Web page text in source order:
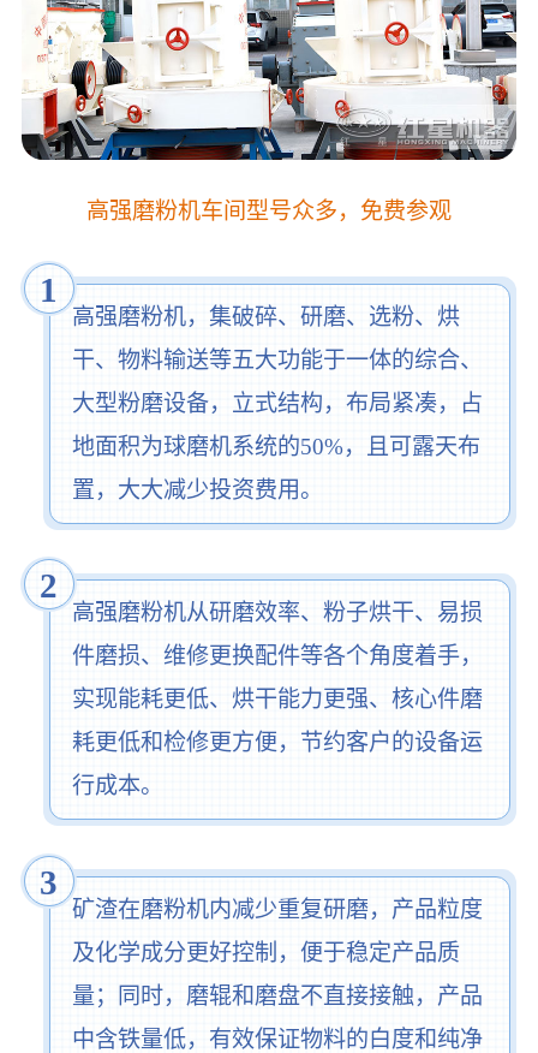
高强磨粉机车间型号众多，免费参观
1
高强磨粉机，集破碎、研磨、选粉、烘
干、物料输送等五大功能于一体的综合、
大型粉磨设备，立式结构，布局紧凑，占
地面积为球磨机系统的50%，且可露天布
置，大大减少投资费用。
2
高强磨粉机从研磨效率、粉子烘干、易损
件磨损、维修更换配件等各个角度着手，
实现能耗更低、烘干能力更强、核心件磨
耗更低和检修更方便，节约客户的设备运
行成本。
3
矿渣在磨粉机内减少重复研磨，产品粒度
及化学成分更好控制，便于稳定产品质
量；同时，磨辊和磨盘不直接接触，产品
中含铁量低，有效保证物料的白度和纯净